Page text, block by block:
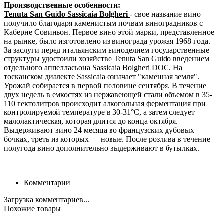
Производственные особенности:
Tenuta San Guido Sassicaia Bolgheri - свое название вино
получило благодаря каменистым почвам виноградников с
Каберне Совиньон. Первое вино этой марки, представленное
на рынке, было изготовлено из винограда урожая 1968 года.
За заслуги перед итальянским виноделием государственные
структуры удостоили хозяйство Tenuta San Guido введением
отдельного аппелласьона Sassicaia Bolgheri DOC. На
тосканском диалекте Sassicaia означает "каменная земля".
Урожай собирается в первой половине сентября. В течение
двух недель в емкостях из нержавеющей стали объемом в 35-
110 гектолитров происходит алкогольная ферментация при
контролируемой температуре в 30-31°С, а затем следует
малолактическая, которая длится до конца октября.
Выдерживают вино 24 месяца во французских дубовых
бочках, треть из которых — новые. После розлива в течение
полугода вино дополнительно выдерживают в бутылках.
Комментарии
Загрузка комментариев...
Похожие товары